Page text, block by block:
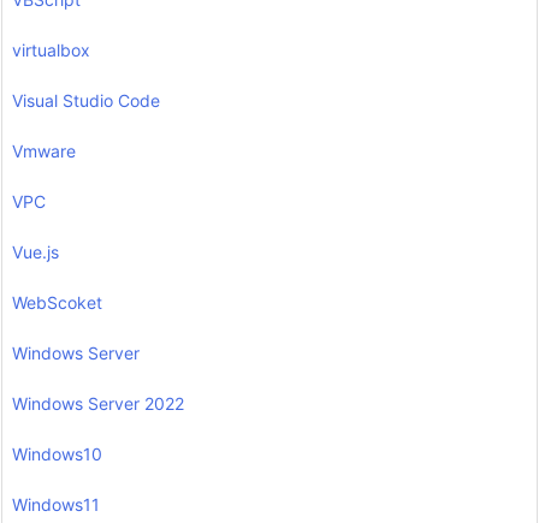
virtualbox
Visual Studio Code
Vmware
VPC
Vue.js
WebScoket
Windows Server
Windows Server 2022
Windows10
Windows11